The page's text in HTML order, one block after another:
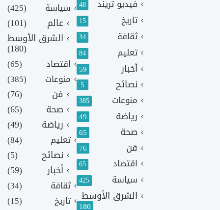
فيديو تريند 48
تاريخ 15
ثقافة 34
تعليم 84
أخبار 59
نصائح 5
منوعات 385
رياضة 49
صحة 65
فن 76
اقتصاد 65
سياسة 425
الشرق الأوسط
180
سياسة
(425)
عالم
(101)
الشرق الأوسط
(180)
اقتصاد
(65)
منوعات
(385)
فن
(76)
صحة
(65)
رياضة
(49)
تعليم (84)
نصائح
(5)
أخبار
(59)
ثقافة
(34)
تاريخ
(15)